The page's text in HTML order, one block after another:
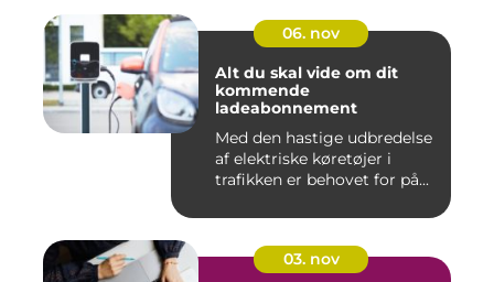
06. nov
Alt du skal vide om dit
kommende
ladeabonnement
Med den hastige udbredelse
af elektriske køretøjer i
trafikken er behovet for på...
03. nov